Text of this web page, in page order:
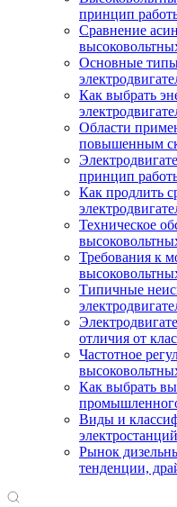
принцип
Сравнение
Основные
Как выбрать
Области
повышенным
принцип
Как продлить
Техническое
Требования к
Типичные
отличия от
Частотное
Как выбрать
Виды и
Рынок
тенденции,